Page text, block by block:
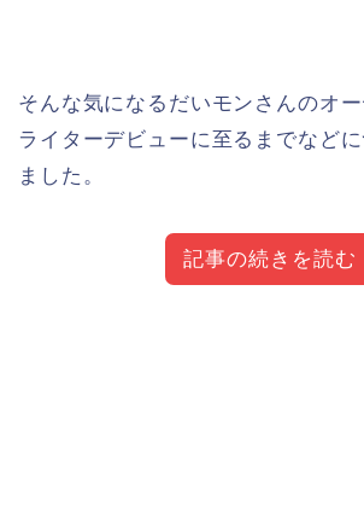
そんな気になるだいモンさんのオ
ライターデビューに至るまでなど
ました。
記事の続きを読む